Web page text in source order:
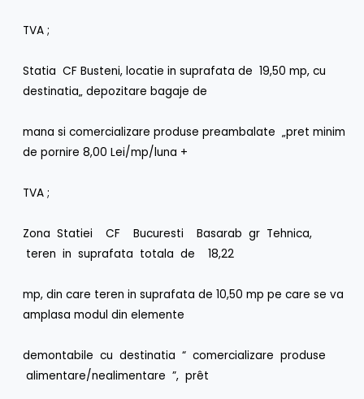
TVA ;
Statia CF Busteni, locatie in suprafata de 19,50 mp, cu
destinatia„ depozitare bagaje de
mana si comercializare produse preambalate „pret minim
de pornire 8,00 Lei/mp/luna +
TVA ;
Zona Statiei CF Bucuresti Basarab gr Tehnica,
teren in suprafata totala de 18,22
mp, din care teren in suprafata de 10,50 mp pe care se va
amplasa modul din elemente
demontabile cu destinatia “ comercializare produse
alimentare/nealimentare ”, prêt